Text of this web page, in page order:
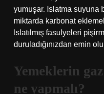
yumuşar. Islatma suyuna
miktarda karbonat
Islatılmış fasulyeleri
duruladığınızdan emin
Yemeklerin
ne yapmalı?